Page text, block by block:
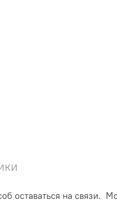
оставаться на связи.